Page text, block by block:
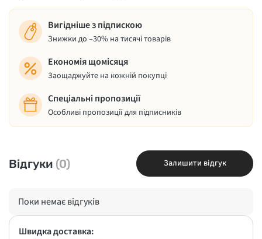
Вигідніше з підпискою
Знижки до –30% на тисячі товарів
Економія щомісяця
Заощаджуйте на кожній покупці
Спеціальні пропозиції
Особливі пропозиції для підписників
Відгуки (0) Залишити відгук
Поки немає відгуків
Швидка доставка: